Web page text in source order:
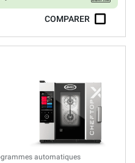
COMPARER
automatiques